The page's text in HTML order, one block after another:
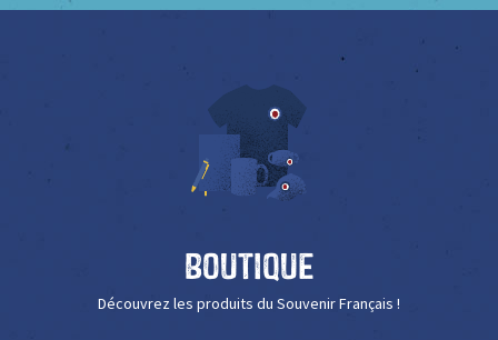
Boutique
Découvrez les produits du Souvenir Français !